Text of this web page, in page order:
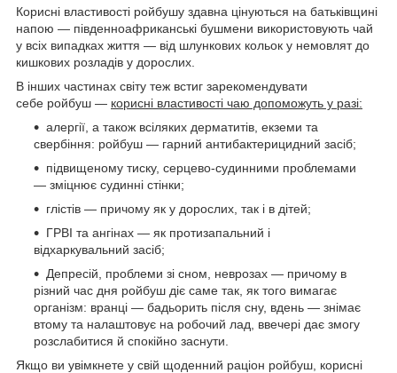
Корисні властивості ройбушу здавна цінуються на батьківщині
напою — південноафриканські бушмени використовують чай
у всіх випадках життя — від шлункових кольок у немовлят до
кишкових розладів у дорослих.
В інших частинах світу теж встиг зарекомендувати
себе ройбуш — корисні властивості чаю допоможуть у разі:
алергії, а також всіляких дерматитів, екземи та
свербіння: ройбуш — гарний антибактерицидний засіб;
підвищеному тиску, серцево-судинними проблемами
— зміцнює судинні стінки;
глістів — причому як у дорослих, так і в дітей;
ГРВІ та ангінах — як протизапальний і
відхаркувальний засіб;
Депресій, проблеми зі сном, неврозах — причому в
різний час дня ройбуш діє саме так, як того вимагає
організм: вранці — бадьорить після сну, вдень — знімає
втому та налаштовує на робочий лад, ввечері дає змогу
розслабитися й спокійно заснути.
Якщо ви увімкнете у свій щоденний раціон ройбуш, корисні